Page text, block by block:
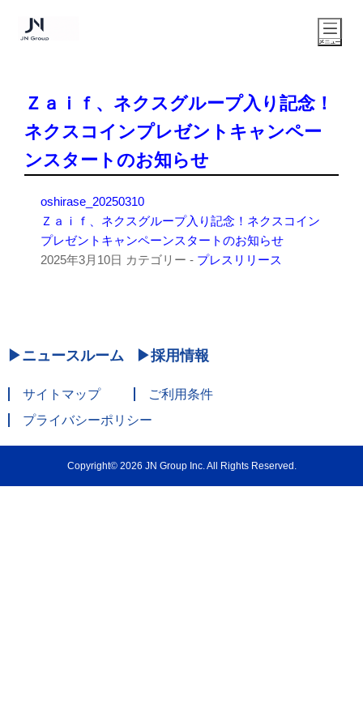
Ｚａｉｆ、ネクスグループ入り記念！
ネクスコインプレゼントキャンペー
ンスタートのお知らせ
oshirase_20250310
Ｚａｉｆ、ネクスグループ入り記念！ネクスコイン
プレゼントキャンペーンスタートのお知らせ
2025年3月10日 カテゴリー - プレスリリース
ニュースルーム 採用情報
サイトマップ
ご利用条件
プライバシーポリシー
Copyright© 2026 JN Group Inc. All Rights Reserved.